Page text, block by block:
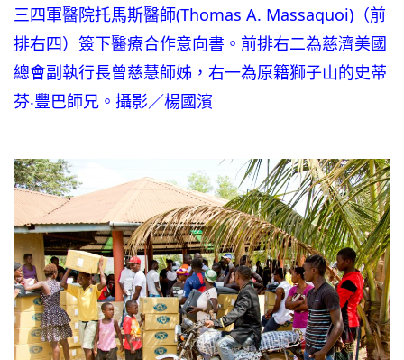
三四軍醫院托馬斯醫師(Thomas A. Massaquoi)（前
排右四）簽下醫療合作意向書。前排右二為慈濟美國
總會副執行長曾慈慧師姊，右一為原籍獅子山的史蒂
芬‧豐巴師兄。攝影／楊國濱